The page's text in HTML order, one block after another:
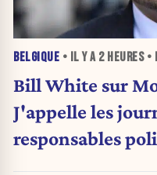
BELGIQUE • IL Y A 2 HEURES•
Bill White sur
J'appelle les
responsables